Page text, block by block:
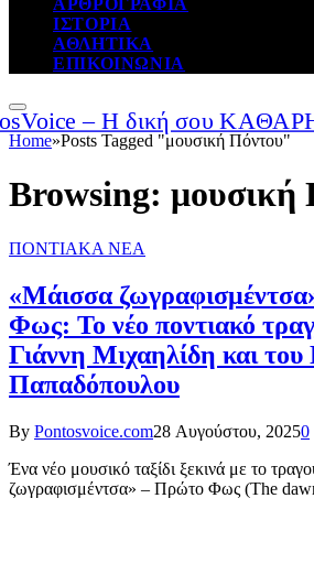
ΑΡΘΡΟΓΡΑΦΙΑ
ΙΣΤΟΡΙΑ
ΑΘΛΗΤΙΚΑ
ΕΠΙΚΟΙΝΩΝΙΑ
Home»Posts Tagged "μουσική Πόντου"
Browsing: μουσική
ΠΟΝΤΙΑΚΑ ΝΕΑ
«Μάισσα
Φως: Το νέο ποντιακό
Γιάννη Μιχαηλίδη και του
Παπαδόπουλου
By Pontosvoice.com28 Αυγούστου, 20250
Ένα νέο μουσικό ταξίδι ξεκινά με το
ζωγραφισμέντσα» – Πρώτο Φως (The